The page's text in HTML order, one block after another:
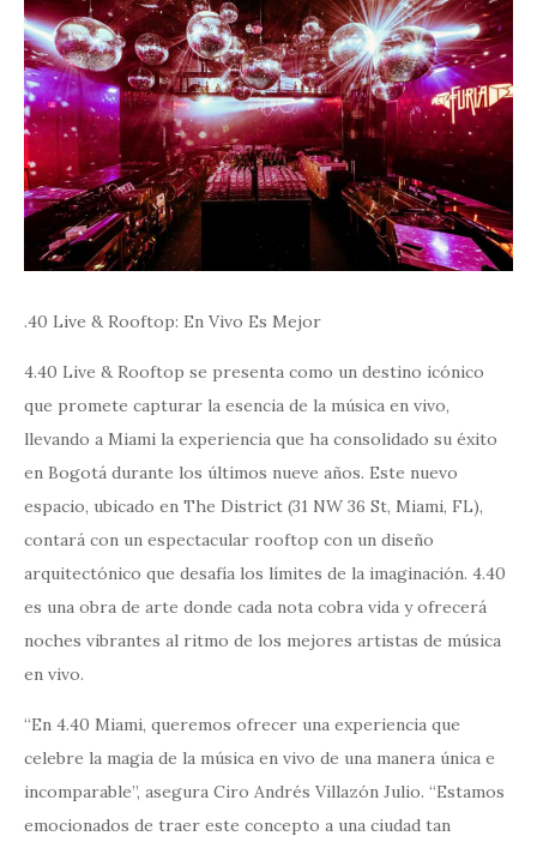
.40 Live & Rooftop: En Vivo Es Mejor
4.40 Live & Rooftop se presenta como un destino icónico
que promete capturar la esencia de la música en vivo,
llevando a Miami la experiencia que ha consolidado su éxito
en Bogotá durante los últimos nueve años. Este nuevo
espacio, ubicado en The District (31 NW 36 St, Miami, FL),
contará con un espectacular rooftop con un diseño
arquitectónico que desafía los límites de la imaginación. 4.40
es una obra de arte donde cada nota cobra vida y ofrecerá
noches vibrantes al ritmo de los mejores artistas de música
en vivo.
“En 4.40 Miami, queremos ofrecer una experiencia que
celebre la magia de la música en vivo de una manera única e
incomparable”, asegura Ciro Andrés Villazón Julio. “Estamos
emocionados de traer este concepto a una ciudad tan